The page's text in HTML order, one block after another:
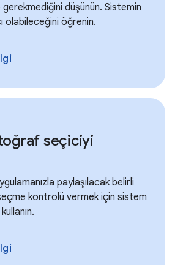
gerekmediğini düşünün. Sistemin
olabileceğini öğrenin.
seçiciyi
paylaşılacak belirli
kontrolü vermek için sistem